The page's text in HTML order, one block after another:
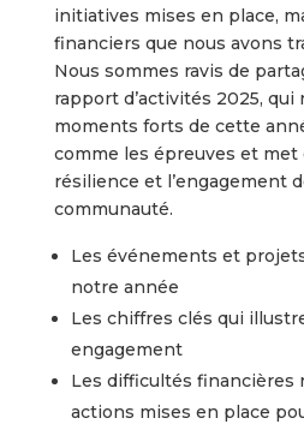
initiatives mises en place,
financiers que nous avons
Nous sommes ravis de
rapport d’activités 2025, qui
moments forts de cette
comme les épreuves et met
résilience et l’engagement
communauté.
Les événements et
notre année
Les chiffres clés qui
engagement
Les difficultés financières
actions mises en place